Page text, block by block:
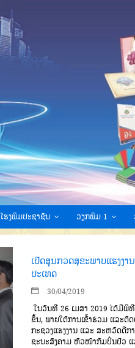
ໂຮງພິມປະຊາຊົນ ວຽກພິມ 1
ເປີດສູນກວດສຸຂະພາບແຮງງາ
ປະເທດ
30/04/2019
ໃນວັນທີ 26 ເມສາ 2019 ໄດ້ມີພິ
ຂຶ້ນ, ພາຍໃຕ້ການເຂົ້າຮ່ວມ ແລະຕັ
ກະຊວງແຮງງານ ແລະ ສະຫວັດດີ
ຊະນະສົງຄາມ ຫົວໜ້າກົມປິ່ນປົວ